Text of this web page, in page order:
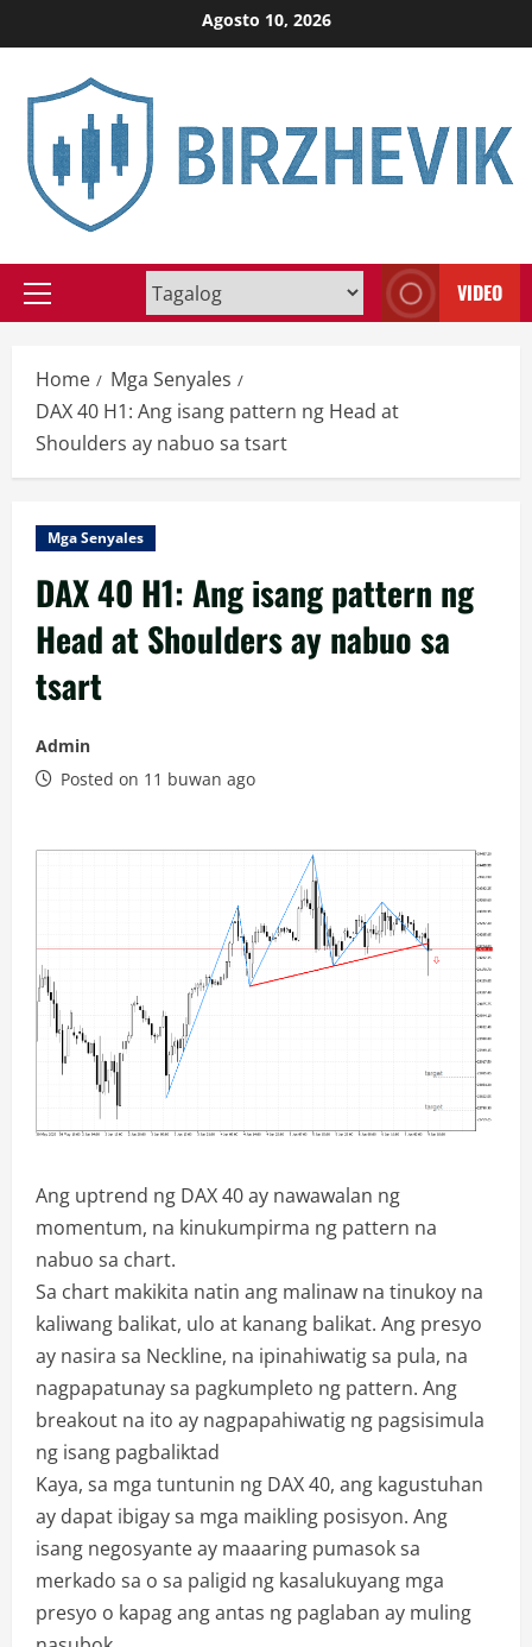
to
Agosto 10, 2026
Primary
VIDEO
Home
Mga Senyales
DAX 40 H1: Ang isang pattern ng Head at
Shoulders ay nabuo sa tsart
Mga Senyales
DAX 40 H1: Ang isang pattern ng
Head at Shoulders ay nabuo sa
tsart
Admin
Posted on 11 buwan ago
Ang uptrend ng DAX 40 ay nawawalan ng
momentum, na kinukumpirma ng pattern na
nabuo sa chart.
Sa chart makikita natin ang malinaw na tinukoy na
kaliwang balikat, ulo at kanang balikat. Ang presyo
ay nasira sa Neckline, na ipinahiwatig sa pula, na
nagpapatunay sa pagkumpleto ng pattern. Ang
breakout na ito ay nagpapahiwatig ng pagsisimula
ng isang pagbaliktad
Kaya, sa mga tuntunin ng DAX 40, ang kagustuhan
ay dapat ibigay sa mga maikling posisyon. Ang
isang negosyante ay maaaring pumasok sa
merkado sa o sa paligid ng kasalukuyang mga
presyo o kapag ang antas ng paglaban ay muling